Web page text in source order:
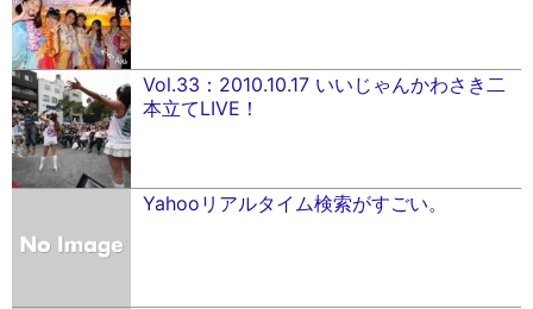
Vol.33：2010.10.17 いいじゃんかわさき二
本立てLIVE！
Yahooリアルタイム検索がすごい。